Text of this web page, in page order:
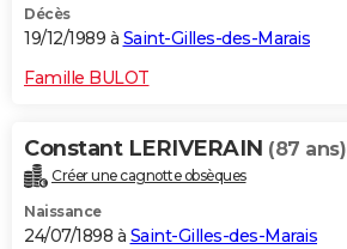
Décès
19/12/1989 à Saint-Gilles-des-Marais
Famille BULOT
Constant LERIVERAIN (87 ans)
Créer une cagnotte obsèques
Naissance
24/07/1898 à Saint-Gilles-des-Marais